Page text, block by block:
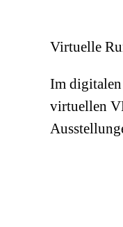
Virtuelle
Im digitalen
virtuellen